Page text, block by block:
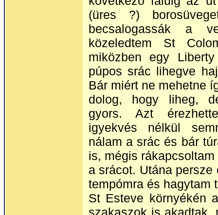
(üres ?)
becsalogassák a
közeledtem St
miközben egy
púpos srác lihegve
Bár miért ne mehetne
dolog, hogy liheg,
gyors. Azt
igyekvés nélkül
nálam a srác és bár
is, mégis
a srácot. Utána
tempómra és hagytam
St Esteve környékén
szakaszok is akadtak,